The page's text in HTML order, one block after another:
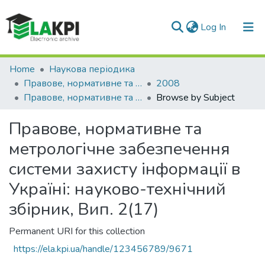
Log In (current)
Communities & Collections
All of DSpace
Home
Наукова періодика
Правове, нормативне та метрологічне забезпечення системи захисту інформації в Україні
2008
Правове, нормативне та метрологічне забезпечення системи захисту інформації в Україні: науково-технічний збірник, Вип. 2(17)
Browse by Subject
Правове, нормативне та
метрологічне забезпечення
системи захисту інформації в
Україні: науково-технічний
збірник, Вип. 2(17)
Permanent URI for this collection
https://ela.kpi.ua/handle/123456789/9671